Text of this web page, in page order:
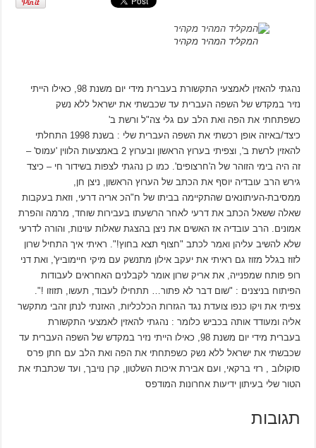
המקליד המהיר מקהיר
נהגתי להאזין לאמצעי התקשורת בעברית מידי יום משנת 98, כאילו הייתי
נזיר במקדש של השפה העברית עד שכבשתי את ישראל ללא נשק
כשפתחתי את הפה ואת הלב עם גלי צה"ל ורשת ב'
כיצד/באיזה אופן רכשתי את השפה העברית שלי : בשנת 1998 התחלתי
להאזין לרשת ב', וצפיתי בערוץ הראשון ובערוץ 2 באמצעות הלווין 'עמוס' –
זה היה בימי הזוהר של ה'חרצופים'. כמו כן נהגתי לצפות בשידור חי – כיצד
גירש הרב עובדיה יוסף את הכתב של הערוץ הראשון, ניצן חן,
ממסיבת-העיתונאים שהתקיימה בביתו של ח"הכ אריה דרעי, וזאת בעקבות
שאלה ששאל הכתב את דרעי לאחר הרשעתו בעבירות שוחד, מרמה והפרת
אמונים. הרב עובדיה אז האשים את ניצן בהצגת שאלות עוינות, והורה לדרעי
שלא להשיב עליהן ואמר לכתב "חצוף תצא בחוץ!". ראיתי איך התחיל שרון
לזוז בגלל מזוז גם ראיתי את יעקב אילון מתנשק עם מיקי חיימוביץ', ואת דני
רופ פותח שמפנייה, את אריק שרון אומר לקבלנים האחראים לעבודות
הפיתוח בניצנים : "שום דבר לא פתור… תתחילו לעבוד, תעשו, תזוזו !".
צפיתי את ויקו כנפו צועדת נגד הגזרות הכלכליות, האזנתי לנתן זהבי מתקשר
אליה ומעודד אותה בכביש כלומר : נהגתי להאזין לאמצעי התקשורת
בעברית מידי יום משנת 98, כאילו הייתי נזיר במקדש של השפה העברית עד
שכבשתי את ישראל ללא נשק כשפתחתי את הפה ואת הלב עם חתן פרס
סוקולוב , רזי ברקאי, ועם אבירת איכות השלטון, קרן נויבך, ועד שכתבתי את
הטור שלי בעיתון ידיעות אחרונות המודפס
תגובות